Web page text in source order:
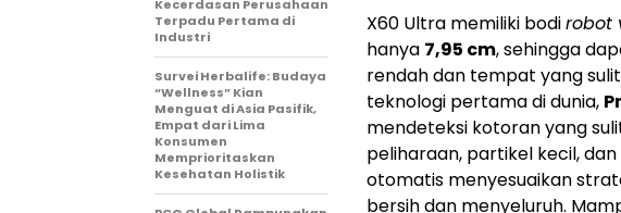
X60 Ultra memiliki bodirobot
hanya 7,95 cm, sehingga
rendah dan tempat yang
teknologi pertama di dunia,
mendeteksi kotoran yang
peliharaan, partikel kecil,
otomatis menyesuaikan
bersih dan menyeluruh.
Kecerdasan Perusahaan
Terpadu Pertama di
Industri
Survei Herbalife: Budaya
“Wellness” Kian
Menguat di Asia Pasifik,
Empat dari Lima
Konsumen
Memprioritaskan
Kesehatan Holistik